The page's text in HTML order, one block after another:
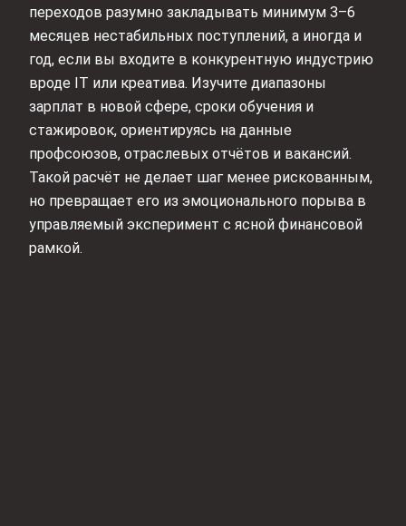
переходов разумно закладывать минимум 3–6
месяцев нестабильных поступлений, а иногда и
год, если вы входите в конкурентную индустрию
вроде IT или креатива. Изучите диапазоны
зарплат в новой сфере, сроки обучения и
стажировок, ориентируясь на данные
профсоюзов, отраслевых отчётов и вакансий.
Такой расчёт не делает шаг менее рискованным,
но превращает его из эмоционального порыва в
управляемый эксперимент с ясной финансовой
рамкой.